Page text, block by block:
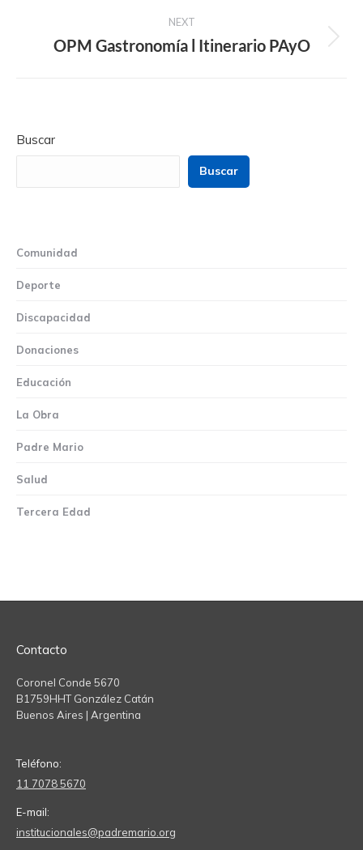
NEXT
Next
OPM Gastronomía l Itinerario PAyO
Buscar
Buscar
Comunidad
Deporte
Discapacidad
Donaciones
Educación
La Obra
Padre Mario
Salud
Tercera Edad
Contacto
Coronel Conde 5670
B1759HHT González Catán
Buenos Aires | Argentina
Teléfono:
11 7078 5670
E-mail:
institucionales@padremario.org